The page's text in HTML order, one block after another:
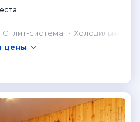
Сплит-система
Холодильник в
цены